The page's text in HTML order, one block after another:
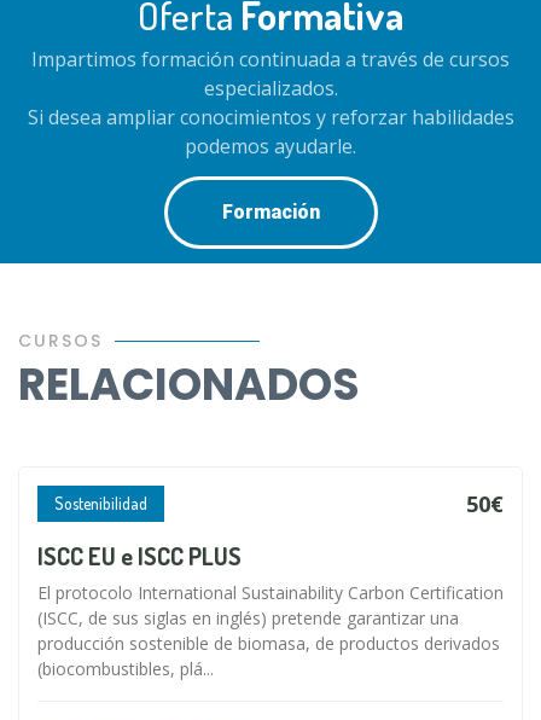
Oferta Formativa
Impartimos formación continuada a través de cursos
especializados.
Si desea ampliar conocimientos y reforzar habilidades
podemos ayudarle.
Formación
CURSOS
RELACIONADOS
Sostenibilidad 50€
ISCC EU e ISCC PLUS
El protocolo International Sustainability Carbon Certification
(ISCC, de sus siglas en inglés) pretende garantizar una
producción sostenible de biomasa, de productos derivados
(biocombustibles, plá...